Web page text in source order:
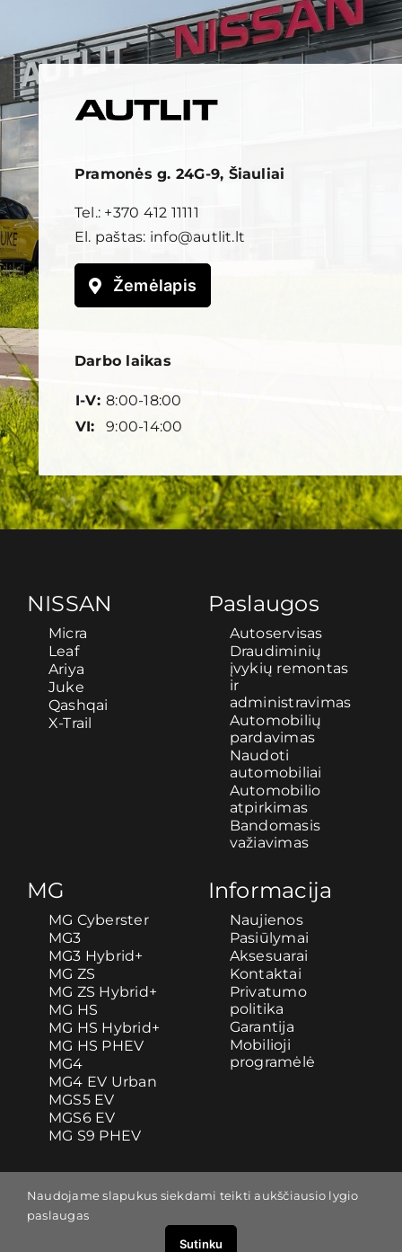
Pramonės g. 24G-9, Šiauliai
Tel.: +370 412 11111
El. paštas: info@autlit.lt
Žemėlapis
Darbo laikas
I-V: 8:00-18:00
VI:
9:00-14:00
NISSAN
Micra
Leaf
Ariya
Juke
Qashqai
X-Trail
MG
MG Cyberster
MG3
MG3 Hybrid+
MG ZS
MG ZS Hybrid+
MG HS
MG HS Hybrid+
MG HS PHEV
MG4
MG4 EV Urban
MGS5 EV
MGS6 EV
MG S9 PHEV
Paslaugos
Autoservisas
Draudiminių
įvykių remontas
ir
administravimas
Automobilių
pardavimas
Naudoti
automobiliai
Automobilio
atpirkimas
Bandomasis
važiavimas
Informacija
Naujienos
Pasiūlymai
Aksesuarai
Kontaktai
Privatumo
politika
Garantija
Mobilioji
programėlė
Naudojame slapukus siekdami teikti aukščiausio lygio
paslaugas
Sutinku